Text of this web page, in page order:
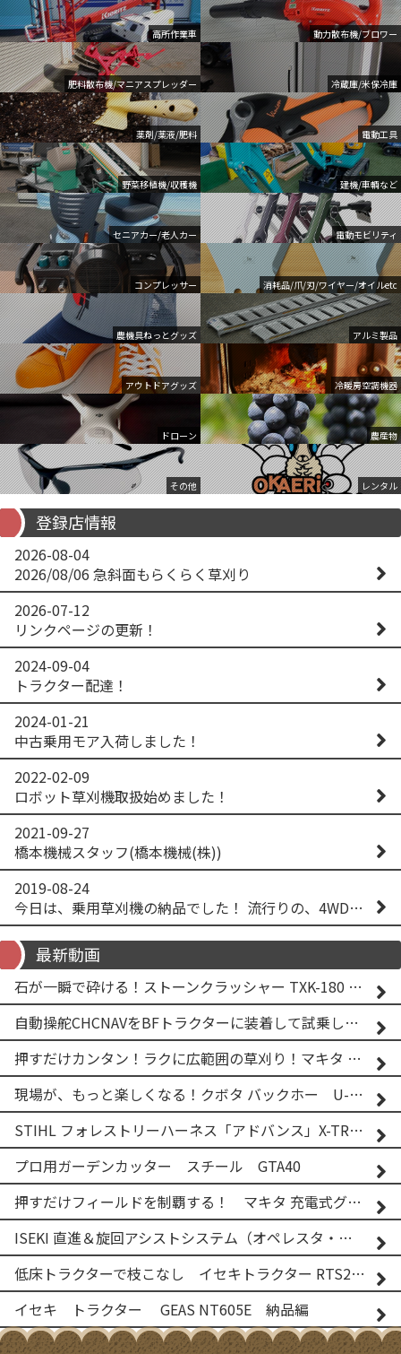
高所作業車 動力散布機/ブロワー
肥料散布機/マニアスプレッダー 冷蔵庫/米保冷庫
薬剤/薬液/肥料 電動工具
野菜移植機/収穫機 建機/車輌など
セニアカー/老人カー 電動モビリティ
コンプレッサー 消耗品/爪/刃/ワイヤー/オイルetc
農機具ねっとグッズ アルミ製品
アウトドアグッズ 冷暖房空調機器
ドローン 農産物
その他 レンタル
登録店情報
2026-08-04
2026/08/06 急斜面もらくらく草刈り
2026-07-12
リンクページの更新！
2024-09-04
トラクター配達！
2024-01-21
中古乗用モア入荷しました！
2022-02-09
ロボット草刈機取扱始めました！
2021-09-27
橋本機械スタッフ(橋本機械(株))
2019-08-24
今日は、乗用草刈機の納品でした！ 流行りの、4WD！ #イセキアグリ #オーレック #四駆 #増税間近
最新動画
石が一瞬で砕ける！ストーンクラッシャー TXK-180 実演
自動操舵CHCNAVをBFトラクターに装着して試乗してみた！！ CHCNAV NX610
押すだけカンタン！ラクに広範囲の草刈り！マキタ バッテリー式草刈り機 MUG001G 2
現場が、もっと楽しくなる！クボタ バックホー U-25-3A
STIHL フォレストリーハーネス「アドバンス」X-TREEm
プロ用ガーデンカッター スチール GTA40
押すだけフィールドを制覇する！ マキタ 充電式グランドトリマー MUG001G
ISEKI 直進＆旋回アシストシステム（オペレスタ・ターン）搭載 イセキ 乗用田植機 PRJ8D-ZJL
低床トラクターで枝こなし イセキトラクター RTS205NS & フレールモア FNC1202F
イセキ トラクター GEAS NT605E 納品編